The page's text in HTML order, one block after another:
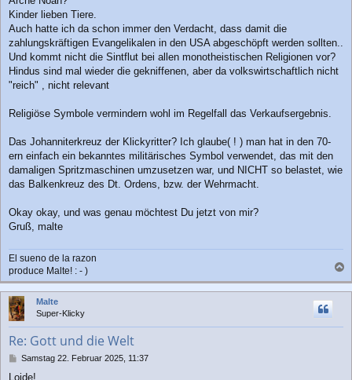
Kinder lieben Tiere.
Auch hatte ich da schon immer den Verdacht, dass damit die
zahlungskräftigen Evangelikalen in den USA abgeschöpft werden sollten..
Und kommt nicht die Sintflut bei allen monotheistischen Religionen vor?
Hindus sind mal wieder die gekniffenen, aber da volkswirtschaftlich nicht
"reich" , nicht relevant
Religiöse Symbole vermindern wohl im Regelfall das Verkaufsergebnis.
Das Johanniterkreuz der Klickyritter? Ich glaube( ! ) man hat in den 70-
ern einfach ein bekanntes militärisches Symbol verwendet, das mit den
damaligen Spritzmaschinen umzusetzen war, und NICHT so belastet, wie
das Balkenkreuz des Dt. Ordens, bzw. der Wehrmacht.
Okay okay, und was genau möchtest Du jetzt von mir?
Gruß, malte
El sueno de la razon
produce Malte! : - )
a
c
Malte
Super-Klicky
Re: Gott und die Welt
BSamstag 22. Februar 2025, 11:37
Loide!